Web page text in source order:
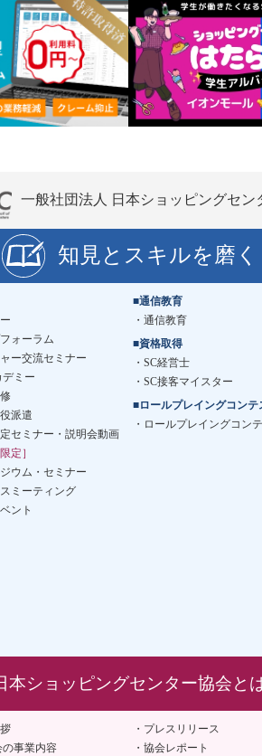
一般社団法人 日本ショッピングセン
知見とスキルを磨く
ォーラム
ー交流セミナー
デミー
派遣
セミナー・説明会動画
定］
ウム・セミナー
ミーティング
ント
■通信教育
通信教育
■資格取得
SC経営士
SC接客マイスター
■ロールプレイングコンテ
ロールプレイングコン
本ショッピングセンター協会と
の事業内容
プレスリリース
協会レポート